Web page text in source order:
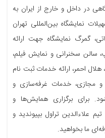
در داخل و خارج از ایران به
نمایشگاه بین‌المللی تهران
گمرگ نمایشگاه جهت ارائه
سالن سخنرانی و نمایش فیلم،
احمر، ارائه خدمات ثبت نام
و مجازی، خدمات غرفه‌سازی و
برای برگزاری همایش‌ها و
علاءالدین تراول بپیوندید و
ما بخواهید.